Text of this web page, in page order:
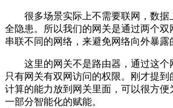
很多场景实际上不需要联网，数据
全隐患。所以我们的网关是通过两个
串联不同的网络，来避免网络向外暴露
这里的网关不是路由器，通过这个
只有网关有双网访问的权限。刚才提
计算的能力放到网关里面，可以很方
一部分智能化的赋能。